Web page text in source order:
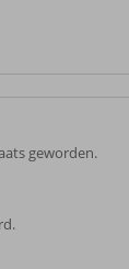
geworden.